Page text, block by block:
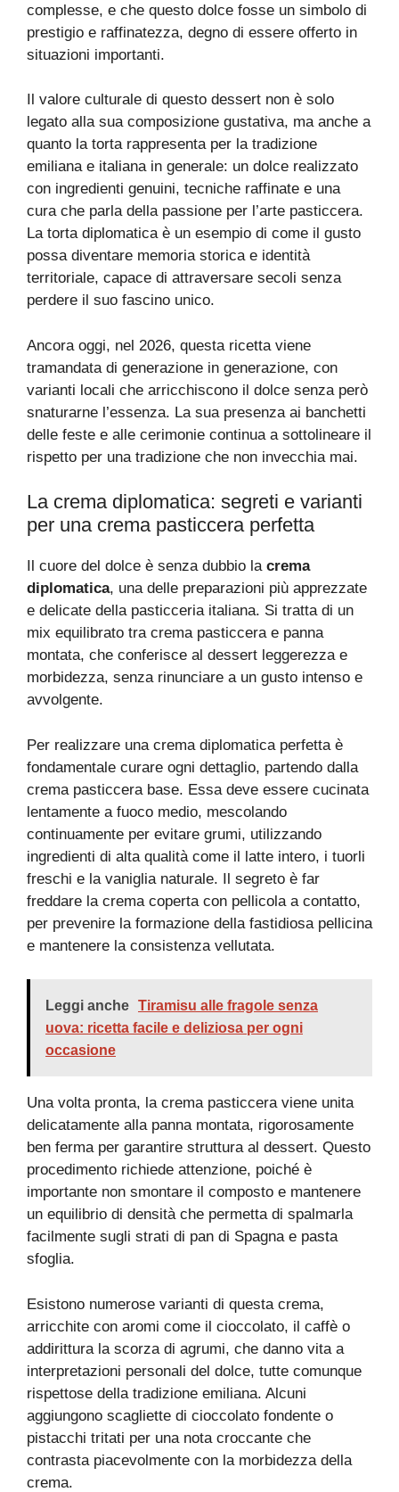
complesse, e che questo dolce fosse un simbolo di
prestigio e raffinatezza, degno di essere offerto in
situazioni importanti.
Il valore culturale di questo dessert non è solo
legato alla sua composizione gustativa, ma anche a
quanto la torta rappresenta per la tradizione
emiliana e italiana in generale: un dolce realizzato
con ingredienti genuini, tecniche raffinate e una
cura che parla della passione per l’arte pasticcera.
La torta diplomatica è un esempio di come il gusto
possa diventare memoria storica e identità
territoriale, capace di attraversare secoli senza
perdere il suo fascino unico.
Ancora oggi, nel 2026, questa ricetta viene
tramandata di generazione in generazione, con
varianti locali che arricchiscono il dolce senza però
snaturarne l’essenza. La sua presenza ai banchetti
delle feste e alle cerimonie continua a sottolineare il
rispetto per una tradizione che non invecchia mai.
La crema diplomatica: segreti e varianti
per una crema pasticcera perfetta
Il cuore del dolce è senza dubbio la crema
diplomatica, una delle preparazioni più apprezzate
e delicate della pasticceria italiana. Si tratta di un
mix equilibrato tra crema pasticcera e panna
montata, che conferisce al dessert leggerezza e
morbidezza, senza rinunciare a un gusto intenso e
avvolgente.
Per realizzare una crema diplomatica perfetta è
fondamentale curare ogni dettaglio, partendo dalla
crema pasticcera base. Essa deve essere cucinata
lentamente a fuoco medio, mescolando
continuamente per evitare grumi, utilizzando
ingredienti di alta qualità come il latte intero, i tuorli
freschi e la vaniglia naturale. Il segreto è far
freddare la crema coperta con pellicola a contatto,
per prevenire la formazione della fastidiosa pellicina
e mantenere la consistenza vellutata.
Leggi anche Tiramisu alle fragole senza
uova: ricetta facile e deliziosa per ogni
occasione
Una volta pronta, la crema pasticcera viene unita
delicatamente alla panna montata, rigorosamente
ben ferma per garantire struttura al dessert. Questo
procedimento richiede attenzione, poiché è
importante non smontare il composto e mantenere
un equilibrio di densità che permetta di spalmarla
facilmente sugli strati di pan di Spagna e pasta
sfoglia.
Esistono numerose varianti di questa crema,
arricchite con aromi come il cioccolato, il caffè o
addirittura la scorza di agrumi, che danno vita a
interpretazioni personali del dolce, tutte comunque
rispettose della tradizione emiliana. Alcuni
aggiungono scagliette di cioccolato fondente o
pistacchi tritati per una nota croccante che
contrasta piacevolmente con la morbidezza della
crema.